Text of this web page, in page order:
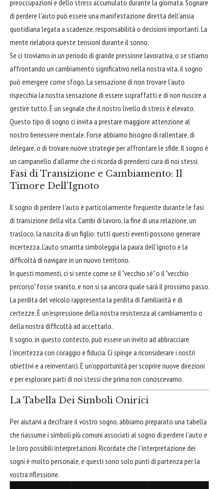
preoccupazioni e dello stress accumulato durante la giornata. Sognare
di perdere l'auto può essere una manifestazione diretta dell'ansia
quotidiana legata a scadenze, responsabilità o decisioni importanti. La
mente rielabora queste tensioni durante il sonno.
Se ci troviamo in un periodo di grande pressione lavorativa, o se stiamo
affrontando un cambiamento significativo nella nostra vita, il sogno
può emergere come sfogo. La sensazione di non trovare l'auto
rispecchia la nostra sensazione di essere sopraffatti e di non riuscire a
gestire tutto. È un segnale che il nostro livello di stress è elevato.
Questo tipo di sogno ci invita a prestare maggiore attenzione al
nostro benessere mentale. Forse abbiamo bisogno di rallentare, di
delegare, o di trovare nuove strategie per affrontare le sfide. Il sogno è
un campanello d'allarme che ci ricorda di prenderci cura di noi stessi.
Fasi di Transizione e Cambiamento: Il
Timore Dell’Ignoto
Il sogno di perdere l'auto è particolarmente frequente durante le fasi
di transizione della vita. Cambi di lavoro, la fine di una relazione, un
trasloco, la nascita di un figlio: tutti questi eventi possono generare
incertezza. L'auto smarrita simboleggia la paura dell'ignoto e la
difficoltà di navigare in un nuovo territorio.
In questi momenti, ci si sente come se il "vecchio sé" o il "vecchio
percorso" fosse svanito, e non si sa ancora quale sarà il prossimo passo.
La perdita del veicolo rappresenta la perdita di familiarità e di
certezze. È un'espressione della nostra resistenza al cambiamento o
della nostra difficoltà ad accettarlo.
Il sogno, in questo contesto, può essere un invito ad abbracciare
l'incertezza con coraggio e fiducia. Ci spinge a riconsiderare i nostri
obiettivi e a reinventarci. È un'opportunità per scoprire nuove direzioni
e per esplorare parti di noi stessi che prima non conoscevamo.
La Tabella Dei Simboli Onirici
Per aiutarvi a decifrare il vostro sogno, abbiamo preparato una tabella
che riassume i simboli più comuni associati al sogno di perdere l'auto e
le loro possibili interpretazioni. Ricordate che l'interpretazione dei
sogni è molto personale, e questi sono solo punti di partenza per la
vostra riflessione.